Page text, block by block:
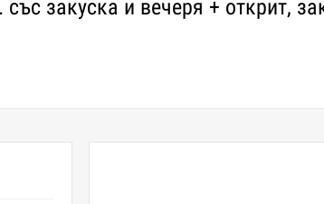
закуска и вечеря + открит,